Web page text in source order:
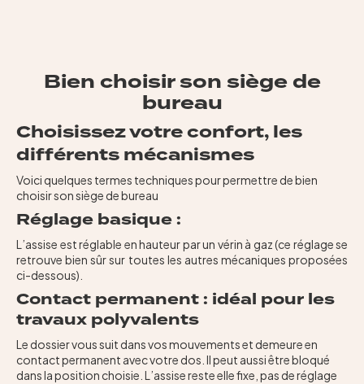
Bien choisir son siège de
bureau
Choisissez votre confort, les
différents mécanismes
Voici quelques termes techniques pour permettre de bien
choisir son siège de bureau
Réglage basique :
L’assise est réglable en hauteur par un vérin à gaz (ce réglage se
retrouve bien sûr sur toutes les autres mécaniques proposées
ci-dessous).
Contact permanent : idéal pour les
travaux polyvalents
Le dossier vous suit dans vos mouvements et demeure en
contact permanent avec votre dos. Il peut aussi être bloqué
dans la position choisie. L’assise reste elle fixe, pas de réglage